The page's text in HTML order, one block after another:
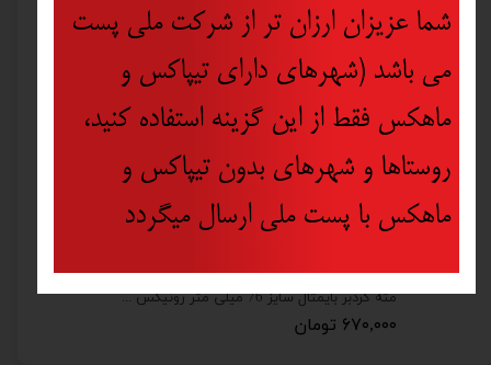
مته گردبر بایمتال سایز 76 میلی متر رونیکس مدل RH-5234
۶۷۰,۰۰۰ تومان
شما عزیزان ارزان تر از شرکت ملی پست
می باشد (شهرهای دارای تیپاکس و
ماهکس فقط از این گزینه استفاده کنید،
روستاها و شهرهای بدون تیپاکس و
ماهکس با پست ملی ارسال میگردد